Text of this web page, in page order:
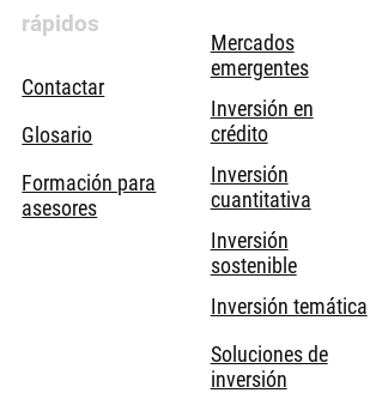
rápidos
Contactar
Glosario
Formación para
asesores
Mercados
emergentes
Inversión en
crédito
Inversión
cuantitativa
Inversión
sostenible
Inversión temática
Soluciones de
inversión